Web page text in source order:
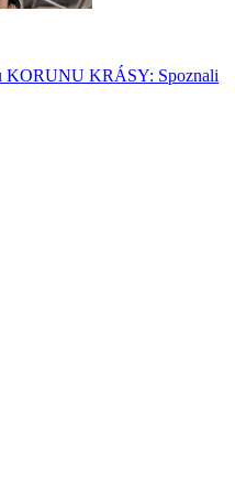
KORUNU KRÁSY: Spoznali